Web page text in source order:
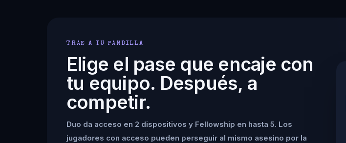
TRAE A TU PANDILLA
Elige el pase que encaje con
tu equipo. Después, a
competir.
Duo da acceso en 2 dispositivos y Fellowship en hasta 5. Los
jugadores con acceso pueden perseguir al mismo asesino por la